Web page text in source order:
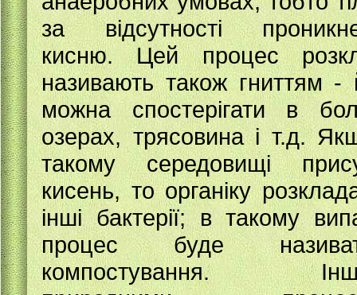
за відсутності
кисню. Цей процес
називають також гниттям -
можна спостерігати в
озерах, трясовина і т.д.
такому середовищі
кисень, то органіку
інші бактерії; в такому
процес буде
компостування.